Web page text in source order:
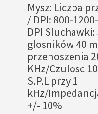
Mysz: Liczba
/ DPI: 800-
DPI
glosników 40
przenoszenia
KHz/Czulosc
S.P.L przy 1
kHz/
+/- 10%